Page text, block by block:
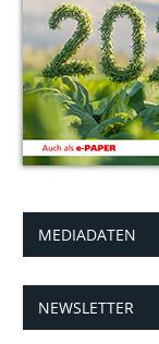
MEDIADATEN
NEWSLETTER